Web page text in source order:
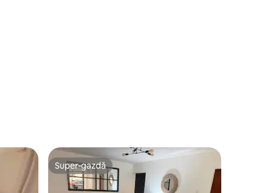
Super-gazdă
Super-gazdă